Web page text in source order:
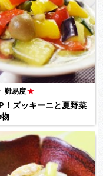
難易度★
！ズッキーニと夏野菜